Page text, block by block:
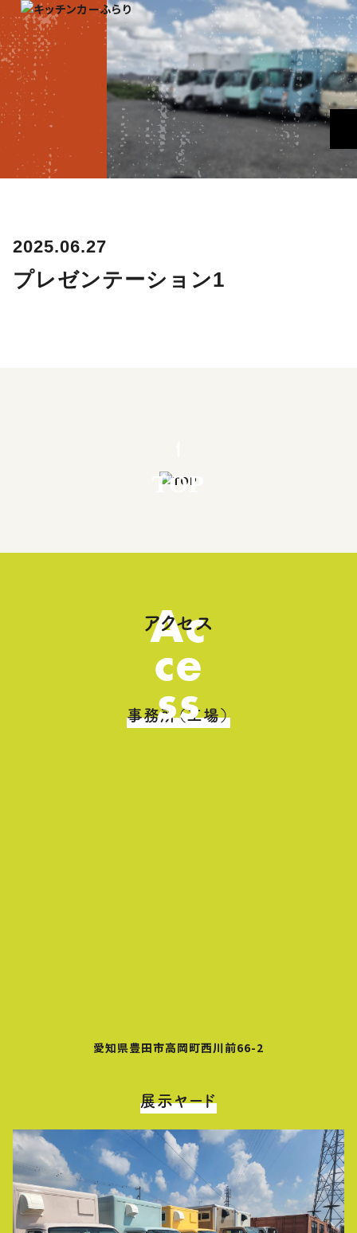
2025.06.27
プレゼンテーション1
TOP
Ac
ce
ss
アクセス
事務所（工場）
愛知県豊田市高岡町西川前66-2
展示ヤード